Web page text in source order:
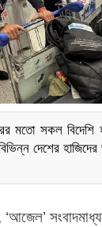
মতো সকল
দেশের